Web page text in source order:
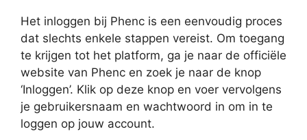
Het inloggen bij Phenc is een eenvoudig proces
dat slechts enkele stappen vereist. Om toegang
te krijgen tot het platform, ga je naar de officiële
website van Phenc en zoek je naar de knop
‘Inloggen’. Klik op deze knop en voer vervolgens
je gebruikersnaam en wachtwoord in om in te
loggen op jouw account.